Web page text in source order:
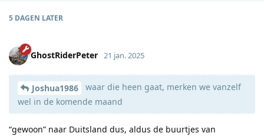
5 DAGEN LATER
GhostRiderPeter 21 jan. 2025
Joshua1986
waar die heen gaat, merken we vanzelf
wel in de komende maand
“gewoon” naar Duitsland dus, aldus de buurtjes van